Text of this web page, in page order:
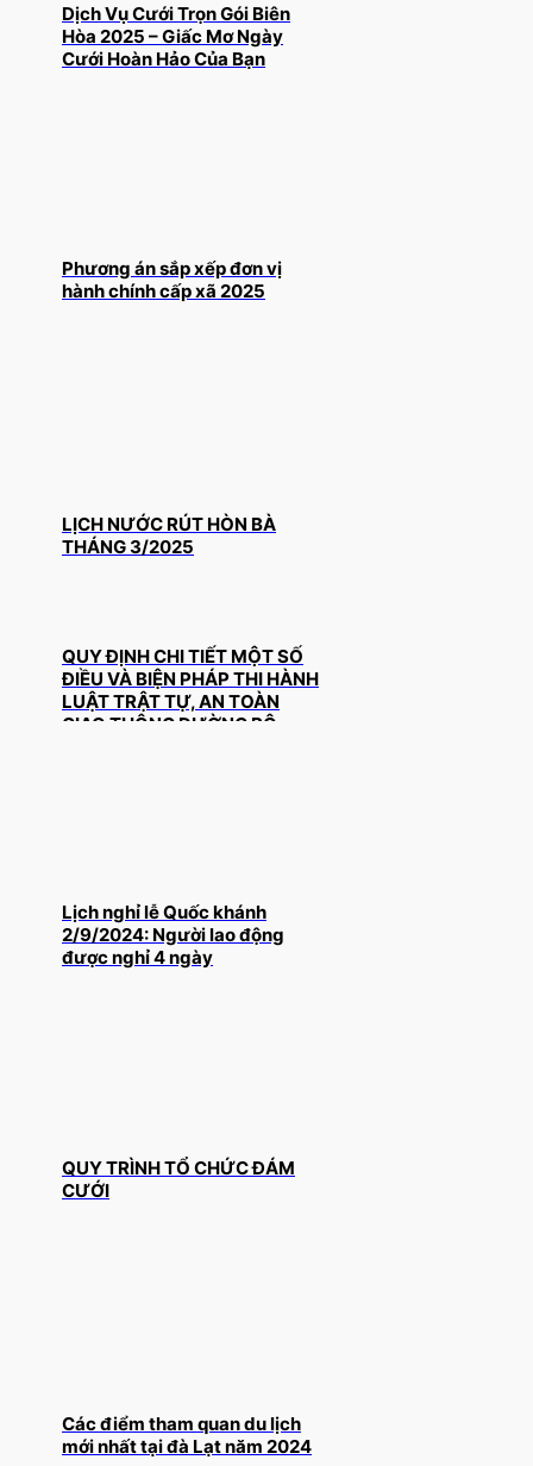
Dịch Vụ Cưới Trọn Gói Biên
Hòa 2025 – Giấc Mơ Ngày
Cưới Hoàn Hảo Của Bạn
Phương án sắp xếp đơn vị
hành chính cấp xã 2025
LỊCH NƯỚC RÚT HÒN BÀ
THÁNG 3/2025
QUY ĐỊNH CHI TIẾT MỘT SỐ
ĐIỀU VÀ BIỆN PHÁP THI HÀNH
LUẬT TRẬT TỰ, AN TOÀN
GIAO THÔNG ĐƯỜNG BỘ
Lịch nghỉ lễ Quốc khánh
2/9/2024: Người lao động
được nghỉ 4 ngày
QUY TRÌNH TỔ CHỨC ĐÁM
CƯỚI
Các điểm tham quan du lịch
mới nhất tại đà Lạt năm 2024